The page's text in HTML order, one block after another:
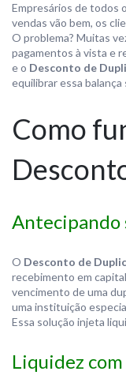
Empresários de todos
vendas vão bem, os
O problema? Muitas
pagamentos à vista e
e o Desconto de
equilibrar essa
Como
Antecipando
O Desconto de
recebimento em
vencimento de uma
uma instituição
Essa solução injeta
Liquidez